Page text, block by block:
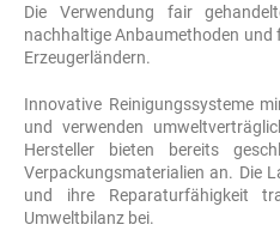
Die Verwendung fair
nachhaltige Anbaumethoden und
Erzeugerländern.
Innovative Reinigungssysteme
und verwenden
Hersteller bieten bereits
Verpackungsmaterialien an. Die
und ihre Reparaturfähigkeit
Umweltbilanz bei.